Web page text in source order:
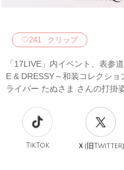
♡241 クリップ
「17LIVE」内イベント、表参
E & DRESSY～和装コレクシ
ライバー たぬさま さんの打掛
TikTok Ｘ(旧Twitter)